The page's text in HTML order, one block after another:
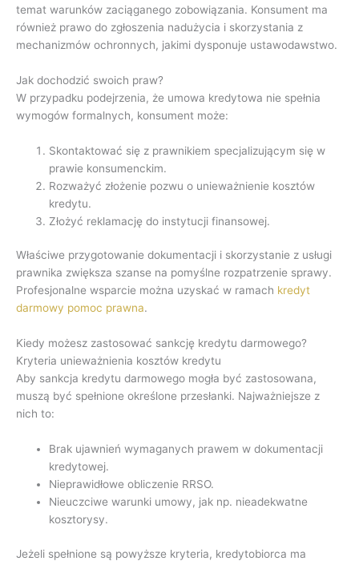
temat warunków zaciąganego zobowiązania. Konsument ma
również prawo do zgłoszenia nadużycia i skorzystania z
mechanizmów ochronnych, jakimi dysponuje ustawodawstwo.
Jak dochodzić swoich praw?
W przypadku podejrzenia, że umowa kredytowa nie spełnia
wymogów formalnych, konsument może:
Skontaktować się z prawnikiem specjalizującym się w
prawie konsumenckim.
Rozważyć złożenie pozwu o unieważnienie kosztów
kredytu.
Złożyć reklamację do instytucji finansowej.
Właściwe przygotowanie dokumentacji i skorzystanie z usługi
prawnika zwiększa szanse na pomyślne rozpatrzenie sprawy.
Profesjonalne wsparcie można uzyskać w ramach kredyt
darmowy pomoc prawna.
Kiedy możesz zastosować sankcję kredytu darmowego?
Kryteria unieważnienia kosztów kredytu
Aby sankcja kredytu darmowego mogła być zastosowana,
muszą być spełnione określone przesłanki. Najważniejsze z
nich to:
Brak ujawnień wymaganych prawem w dokumentacji
kredytowej.
Nieprawidłowe obliczenie RRSO.
Nieuczciwe warunki umowy, jak np. nieadekwatne
kosztorysy.
Jeżeli spełnione są powyższe kryteria, kredytobiorca ma